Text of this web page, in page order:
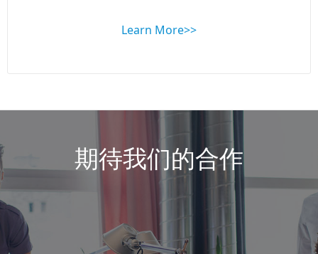
Learn More>>
期待我们的合作